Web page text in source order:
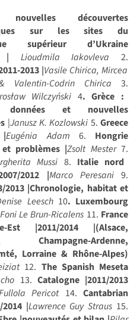
nouvelles découvertes
sur les sites du
supérieur d’Ukraine
| Lioudmila Iakovleva 2.
2013 |Vasile Chirica, Mircea
Valentin-Codrin Chirica 3.
Wilczyński 4. Grèce :
données et nouvelles
|Janusz K. Kozlowski 5. Greece
|Eugénia Adam 6. Hongrie
et problèmes |Zsolt Mester7.
Mussi 8. Italie nord
2012 |Marco Peresani9.
2013 |Chronologie, habitat et
Leesch10. Luxembourg
Foni Le Brun-Ricalens 11. France
Est |2011/2014 |(Alsace,
Champagne-Ardenne,
Lorraine & Rhône-Alpes)
12. The Spanish Meseta
13. Catalogne |2011/2013
Pericot14. Cantabrian
|Lawrence Guy Straus 15.